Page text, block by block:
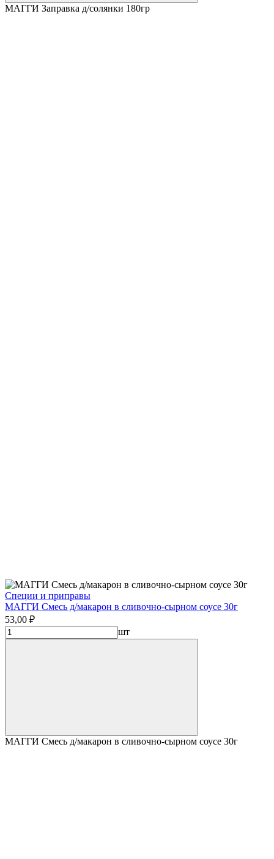
МАГГИ Заправка д/солянки 180гр
Специи и приправы
МАГГИ Смесь д/макарон в сливочно-сырном соусе 30г
53,00 ₽
шт
МАГГИ Смесь д/макарон в сливочно-сырном соусе 30г